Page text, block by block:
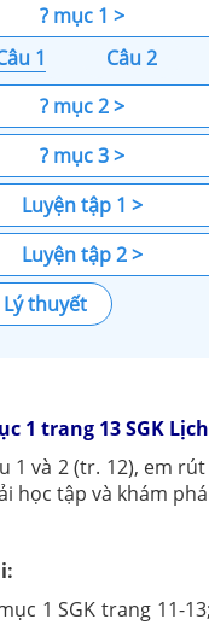
? mục 1 >
1
Câu 2
? mục 2 >
? mục 3 >
Luyện tập 1 >
Luyện tập 2 >
Lý thuyết
1 trang 13 SGK
1 và 2 (tr. 12), em
học tập và khám
1 SGK trang 11-